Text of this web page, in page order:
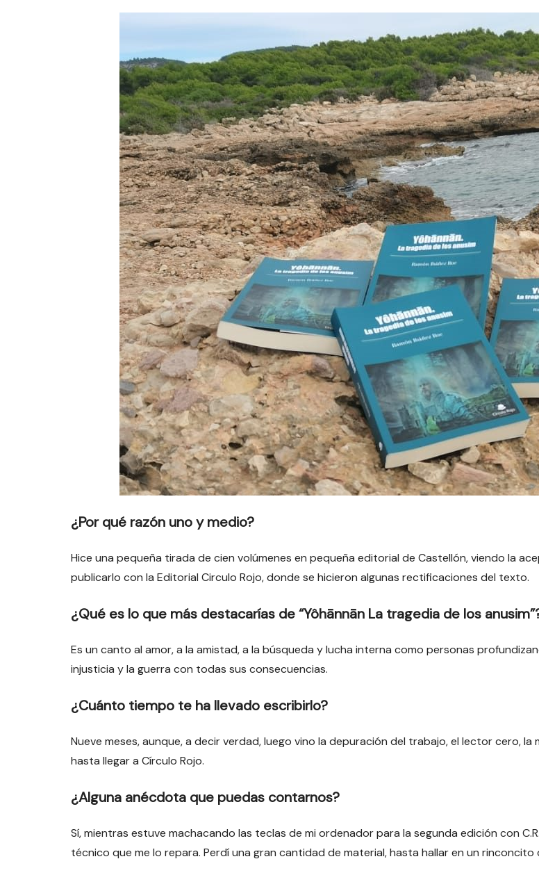
¿Por qué razón uno y medio?
Hice una pequeña tirada de cien volúmenes en pequeña editorial de Castellón, viendo la
publicarlo con la Editorial Circulo Rojo, donde se hicieron algunas rectificaciones del texto.
¿Qué es lo que más destacarías de “Yôhānnān La tragedia de los
Es un canto al amor, a la amistad, a la búsqueda y lucha interna como personas
injusticia y la guerra con todas sus consecuencias.
¿Cuánto tiempo te ha llevado escribirlo?
Nueve meses, aunque, a decir verdad, luego vino la depuración del trabajo, el lector cero,
hasta llegar a Círculo Rojo.
¿Alguna anécdota que puedas contarnos?
Sí, mientras estuve machacando las teclas de mi ordenador para la segunda edición con
técnico que me lo repara. Perdí una gran cantidad de material, hasta hallar en un rinconcito